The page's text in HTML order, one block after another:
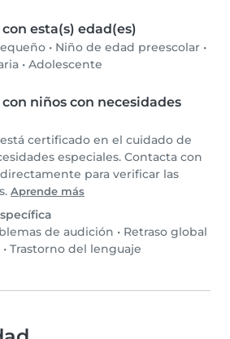
esta(s) edad(es)
• Niño de edad preescolar •
• Adolescente
niños con necesidades
certificado en el cuidado de
especiales. Contacta con
para verificar las
Aprende más
de audición • Retraso global
• Trastorno del lenguaje